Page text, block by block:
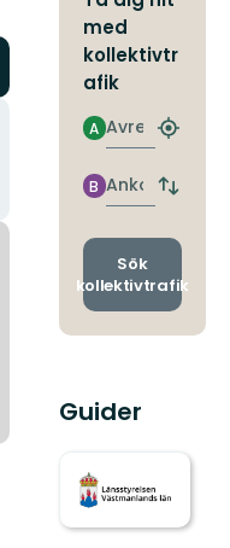
med
kollektivtr
afik
Avresa
A
Hitta
Ankomst
B
Byt
och
Sök
kollektivtrafik
Guider